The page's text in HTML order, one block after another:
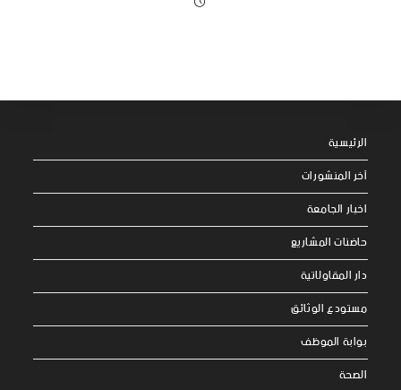
الرئيسية
آخر المنشورات
اخبار الجامعة
حاضنات المشاريع
دار المقاولاتية
مستودع الوثائق
بوابة الموظف
الصحة